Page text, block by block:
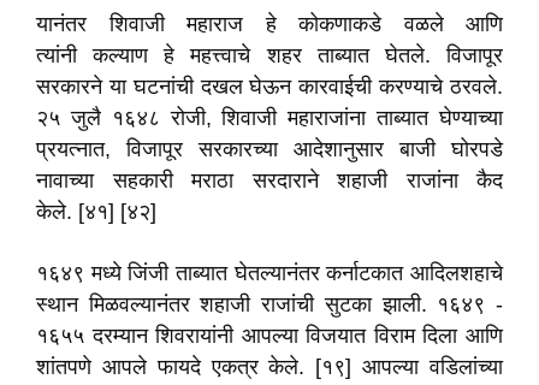
यानंतर शिवाजी महाराज हे कोकणाकडे वळले आणि
त्यांनी कल्याण हे महत्त्वाचे शहर ताब्यात घेतले. विजापूर
सरकारने या घटनांची दखल घेऊन कारवाईची करण्याचे ठरवले.
२५ जुलै १६४८ रोजी, शिवाजी महाराजांना ताब्यात घेण्याच्या
प्रयत्नात, विजापूर सरकारच्या आदेशानुसार बाजी घोरपडे
नावाच्या सहकारी मराठा सरदाराने शहाजी राजांना कैद
केले. [४१] [४२]
१६४९ मध्ये जिंजी ताब्यात घेतल्यानंतर कर्नाटकात आदिलशहाचे
स्थान मिळवल्यानंतर शहाजी राजांची सुटका झाली. १६४९ -
१६५५ दरम्यान शिवरायांनी आपल्या विजयात विराम दिला आणि
शांतपणे आपले फायदे एकत्र केले. [१९] आपल्या वडिलांच्या